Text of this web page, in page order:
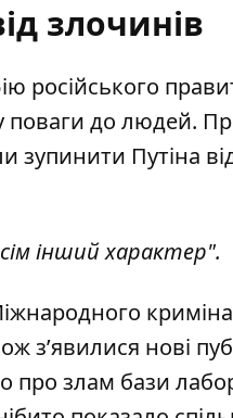
злочинів
російського
до людей.
зупинити Путіна
інший характер".
з’явилися нові
злам бази